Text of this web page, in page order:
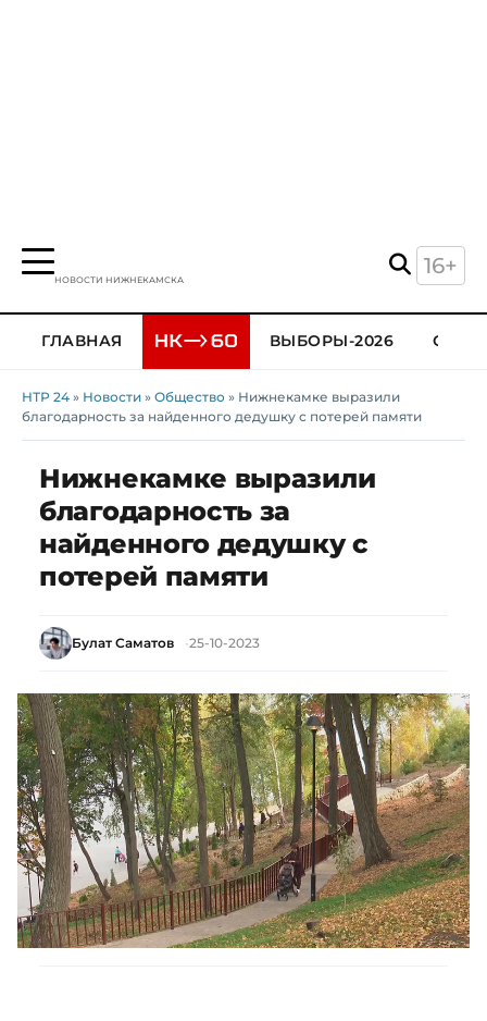
НОВОСТИ НИЖНЕКАМСКА
16+
ГЛАВНАЯ ВЫБОРЫ-2026
НТР 24 » Новости » Общество » Нижнекамке выразили
благодарность за найденного дедушку с потерей памяти
Нижнекамке выразили
благодарность за
найденного дедушку с
потерей памяти
Булат Саматов 25-10-2023